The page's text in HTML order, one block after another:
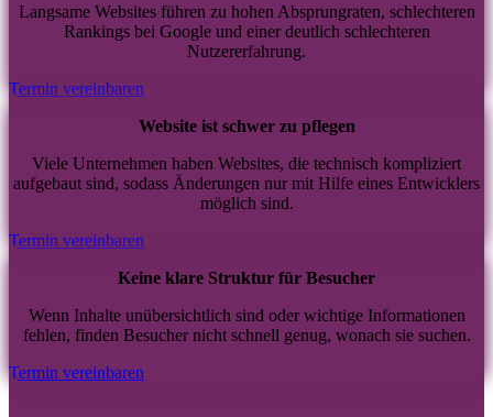
Langsame Websites führen zu hohen Absprungraten, schlechteren
Rankings bei Google und einer deutlich schlechteren
Nutzererfahrung.
Termin vereinbaren
Website ist schwer zu pflegen
Viele Unternehmen haben Websites, die technisch kompliziert
aufgebaut sind, sodass Änderungen nur mit Hilfe eines Entwicklers
möglich sind.
Termin vereinbaren
Keine klare Struktur für Besucher
Wenn Inhalte unübersichtlich sind oder wichtige Informationen
fehlen, finden Besucher nicht schnell genug, wonach sie suchen.
Termin vereinbaren